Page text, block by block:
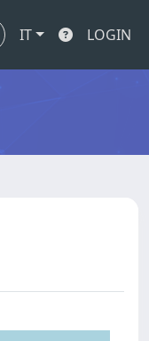
IT LOGIN